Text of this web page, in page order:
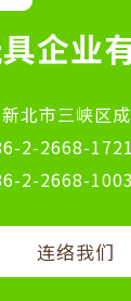
企业
北市三峡区
2-2668-1721
2-2668-1003
连络我们